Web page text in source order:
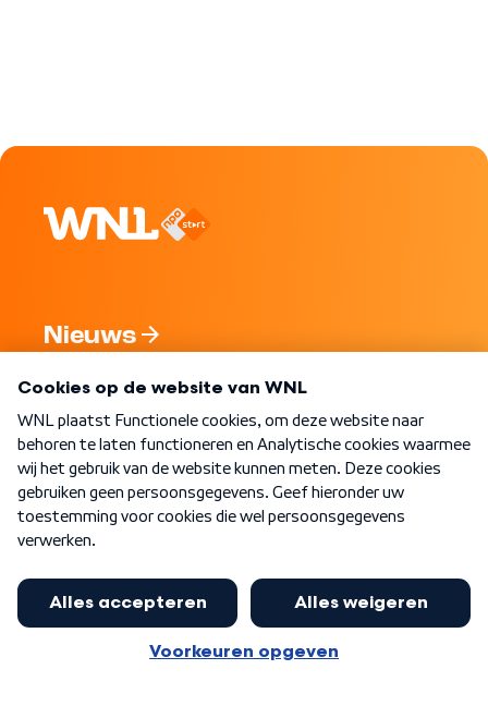
Nieuws
Nieuwsbrief
Word Lid